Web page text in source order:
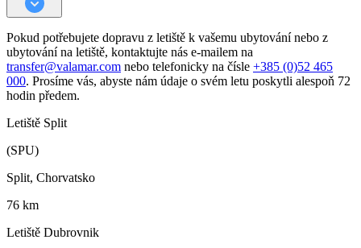
Pokud potřebujete dopravu z letiště k vašemu ubytování nebo z
ubytování na letiště, kontaktujte nás e-mailem na
transfer@valamar.com nebo telefonicky na čísle +385 (0)52 465
000. Prosíme vás, abyste nám údaje o svém letu poskytli alespoň 72
hodin předem.
Letiště Split
(SPU)
Split, Chorvatsko
76 km
Letiště Dubrovnik